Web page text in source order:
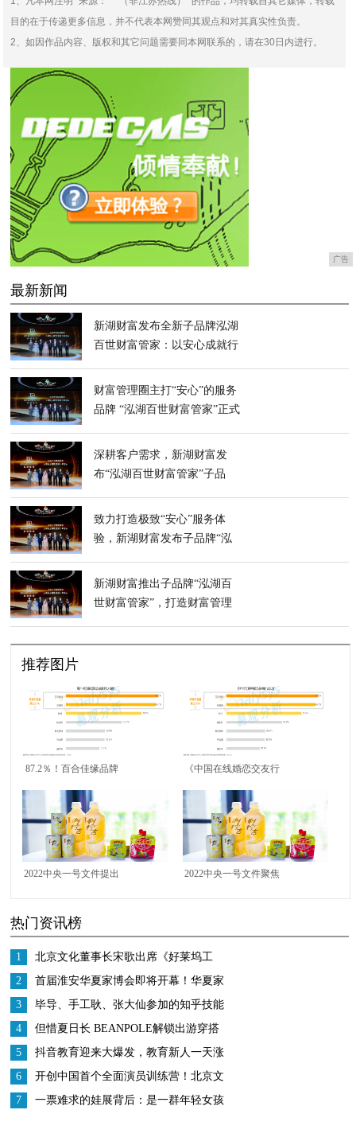
目的在于传递更多信息，并不代表本网赞同其观点和对其真实性负责。
2、如因作品内容、版权和其它问题需要同本网联系的，请在30日内进行。
广告
最新新闻
新湖财富发布全新子品牌泓湖
百世财富管家：以安心成就行
财富管理圈主打“安心”的服务
品牌 “泓湖百世财富管家”正式
深耕客户需求，新湖财富发
布“泓湖百世财富管家”子品
致力打造极致“安心”服务体
验，新湖财富发布子品牌“泓
新湖财富推出子品牌“泓湖百
世财富管家”，打造财富管理
推荐图片
87.2％！百合佳缘品牌
认知度领跑行业
《中国在线婚恋交友行
业分析2021》发布，百
合佳缘品牌认知度、用
户满意度领跑行业
2022中央一号文件提出
药集团谱写乡村振兴新
2022中央一号文件聚焦
热门资讯榜
1
北京文化董事长宋歌出席《好莱坞工
匠》中美影视分享会， 助力中国电影发
展
2
首届淮安华夏家博会即将开幕！华夏家
博会百城计划进度过半！
3
毕导、手工耿、张大仙参加的知乎技能
研究所是什么？
4
但惜夏日长 BEANPOLE解锁出游穿搭
5
抖音教育迎来大爆发，教育新人一天涨
粉200万
6
开创中国首个全面演员训练营！北京文
化或将再发爆款！
7
一票难求的娃展背后：是一群年轻女孩